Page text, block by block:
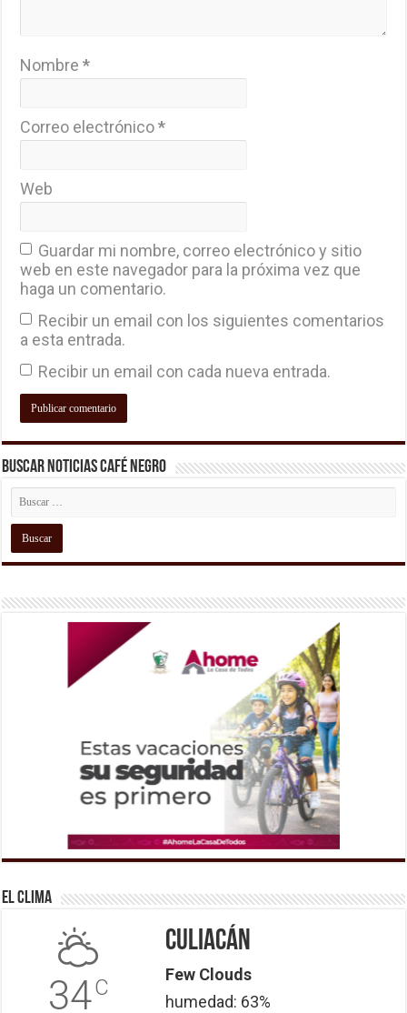
Nombre*
Correo electrónico*
Web
Guardar mi nombre, correo electrónico y sitio
web en este navegador para la próxima vez que
haga un comentario.
Recibir un email con los siguientes comentarios
a esta entrada.
Recibir un email con cada nueva entrada.
Buscar Noticias Café Negro
El Clima
34C
Culiacán
Few Clouds
humedad: 63%